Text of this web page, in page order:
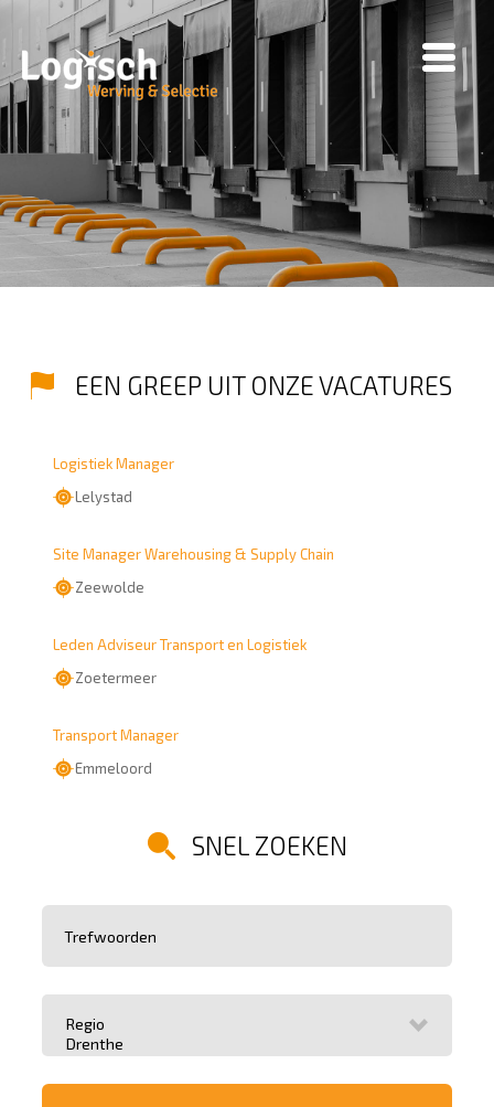
EEN GREEP UIT ONZE VACATURES
Logistiek Manager
Lelystad
Site Manager Warehousing & Supply Chain
Zeewolde
Leden Adviseur Transport en Logistiek
Zoetermeer
Transport Manager
Emmeloord
SNEL ZOEKEN